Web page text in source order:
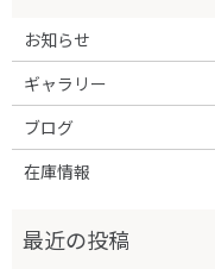
お知らせ
ギャラリー
ブログ
在庫情報